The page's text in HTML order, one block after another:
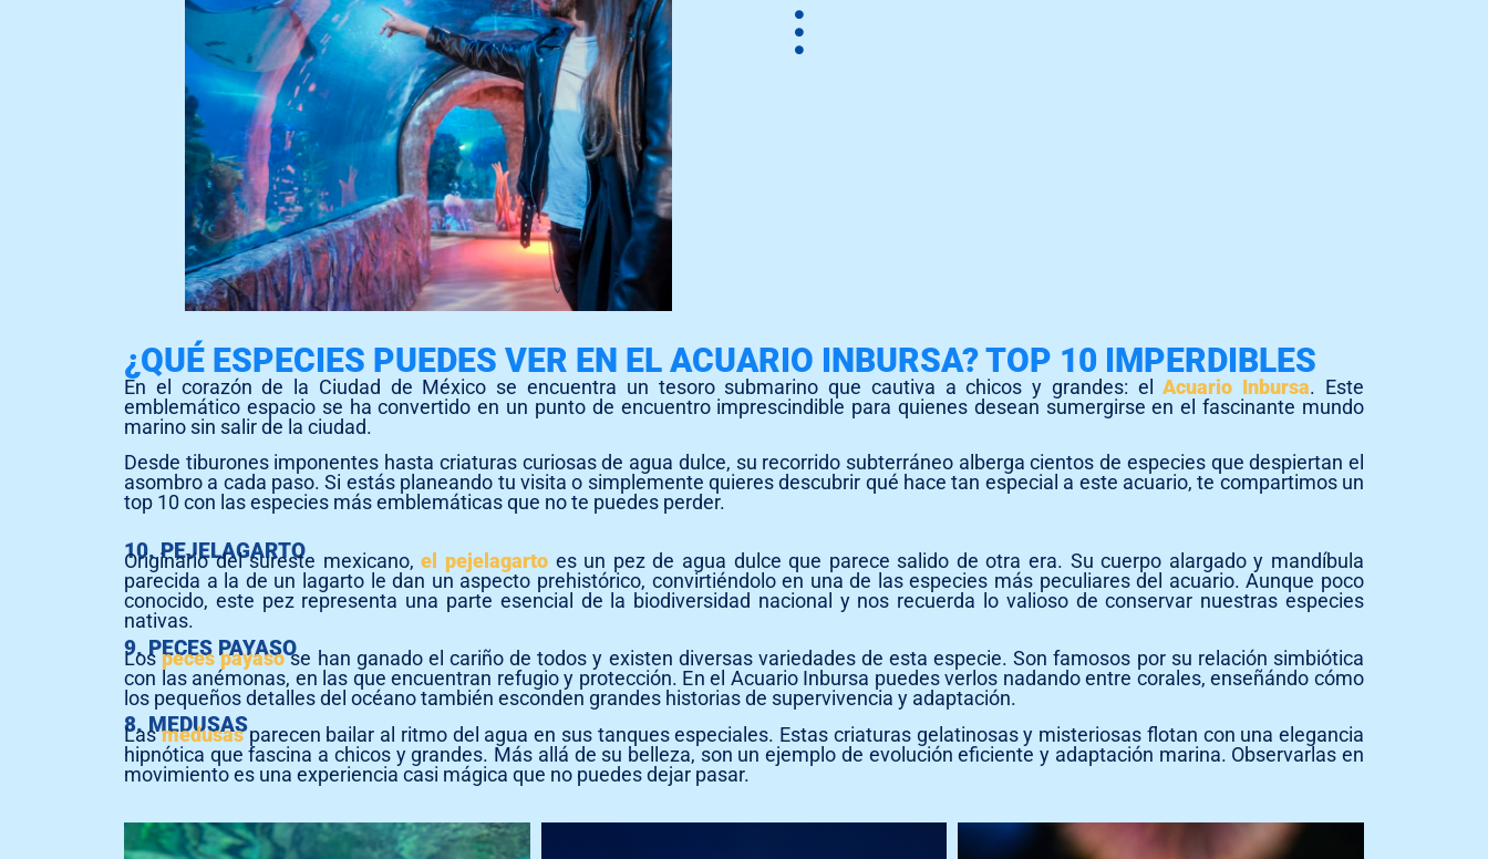
¿QUÉ ESPECIES PUEDES VER EN EL ACUARIO INBURSA? TOP 10 IMPERDIBLES
En el corazón de la Ciudad de México se encuentra un tesoro submarino que cautiva a chicos y grandes: el Acuario Inbursa. Este
emblemático espacio se ha convertido en un punto de encuentro imprescindible para quienes desean sumergirse en el fascinante mundo
marino sin salir de la ciudad.
Desde tiburones imponentes hasta criaturas curiosas de agua dulce, su recorrido subterráneo alberga cientos de especies que despiertan el
asombro a cada paso. Si estás planeando tu visita o simplemente quieres descubrir qué hace tan especial a este acuario, te compartimos un
top 10 con las especies más emblemáticas que no te puedes perder.
10. PEJELAGARTO
Originario del sureste mexicano,el pejelagartoes un pez de agua dulce que parece salido de otra era. Su cuerpo alargado y mandíbula
parecida a la de un lagarto le dan un aspecto prehistórico, convirtiéndolo en una de las especies más peculiares del acuario. Aunque poco
conocido, este pez representa una parte esencial de la biodiversidad nacional y nos recuerda lo valioso de conservar nuestras especies
nativas.
9. PECES PAYASO
Lospeces payasose han ganado el cariño de todos y existen diversas variedades de esta especie. Son famosos por su relación simbiótica
con las anémonas, en las que encuentran refugio y protección. En el Acuario Inbursa puedes verlos nadando entre corales, enseñándo cómo
los pequeños detalles del océano también esconden grandes historias de supervivencia y adaptación.
8. MEDUSAS
Lasmedusasparecen bailar al ritmo del agua en sus tanques especiales. Estas criaturas gelatinosas y misteriosas flotan con una elegancia
hipnótica que fascina a chicos y grandes. Más allá de su belleza, son un ejemplo de evolución eficiente y adaptación marina. Observarlas en
movimiento es una experiencia casi mágica que no puedes dejar pasar.